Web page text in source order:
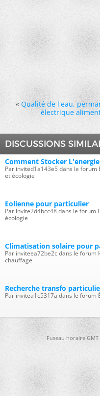
« Qualité de l'eau,
électrique
DISCUSSIONS
Comment Stocker
Par invited1a143e5 dans le
et écologie
Eolienne pour particulier
Par invite2d4bcc48 dans le
écologie
Climatisation solaire pour
Par inviteea72be2c dans le
chauffage
Recherche transfo
Par invitea1c5317a dans le forum
Fuseau horaire